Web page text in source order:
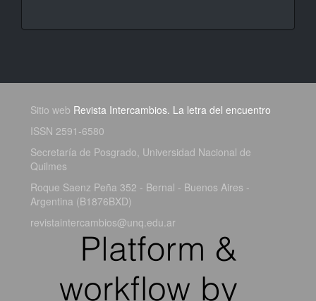
Sitio web Revista Intercambios. La letra del encuentro
ISSN 2591-6580
Secretaría de Posgrado, Universidad Nacional de
Quilmes
Roque Saenz Peña 352 - Bernal - Buenos Aires -
Argentina (B1876BXD)
revistaintercambios@unq.edu.ar